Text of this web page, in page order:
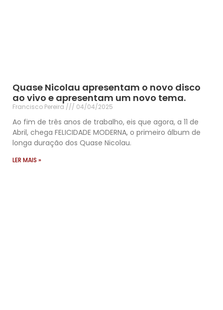
Quase Nicolau apresentam o novo disco
ao vivo e apresentam um novo tema.
Francisco Pereira 04/04/2025
Ao fim de três anos de trabalho, eis que agora, a 11 de
Abril, chega FELICIDADE MODERNA, o primeiro álbum de
longa duração dos Quase Nicolau.
LER MAIS »